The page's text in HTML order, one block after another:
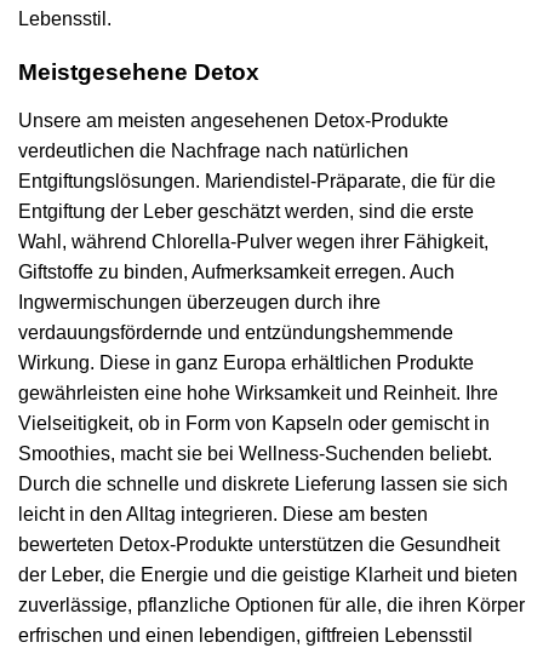
Lebensstil.
Meistgesehene Detox
Unsere am meisten angesehenen Detox-Produkte
verdeutlichen die Nachfrage nach natürlichen
Entgiftungslösungen. Mariendistel-Präparate, die für die
Entgiftung der Leber geschätzt werden, sind die erste
Wahl, während Chlorella-Pulver wegen ihrer Fähigkeit,
Giftstoffe zu binden, Aufmerksamkeit erregen. Auch
Ingwermischungen überzeugen durch ihre
verdauungsfördernde und entzündungshemmende
Wirkung. Diese in ganz Europa erhältlichen Produkte
gewährleisten eine hohe Wirksamkeit und Reinheit. Ihre
Vielseitigkeit, ob in Form von Kapseln oder gemischt in
Smoothies, macht sie bei Wellness-Suchenden beliebt.
Durch die schnelle und diskrete Lieferung lassen sie sich
leicht in den Alltag integrieren. Diese am besten
bewerteten Detox-Produkte unterstützen die Gesundheit
der Leber, die Energie und die geistige Klarheit und bieten
zuverlässige, pflanzliche Optionen für alle, die ihren Körper
erfrischen und einen lebendigen, giftfreien Lebensstil